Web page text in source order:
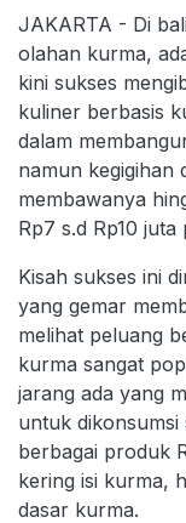
JAKARTA - Di
olahan kurma,
kini sukses
kuliner berbasis
dalam
namun kegigihan
membawanya
Rp7 s.d Rp10
Kisah sukses ini
yang gemar
melihat peluang
kurma sangat
jarang ada yang
untuk
berbagai produk
kering isi kurma,
dasar kurma.